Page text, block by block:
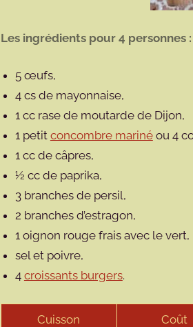
Les ingrédients pour 4 personnes :
5 œufs,
4 cs de mayonnaise,
1 cc rase de moutarde de Dijon,
1 petit concombre marinéou 4
1 cc de câpres,
½ cc de paprika,
3 branches de persil,
2 branches d’estragon,
1 oignon rouge frais avec le vert,
sel et poivre,
4 croissants burgers.
Cuisson Coût